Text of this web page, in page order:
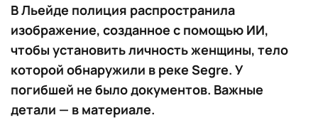
В Льейде полиция распространила
изображение, созданное с помощью ИИ,
чтобы установить личность женщины, тело
которой обнаружили в реке Segre. У
погибшей не было документов. Важные
детали — в материале.